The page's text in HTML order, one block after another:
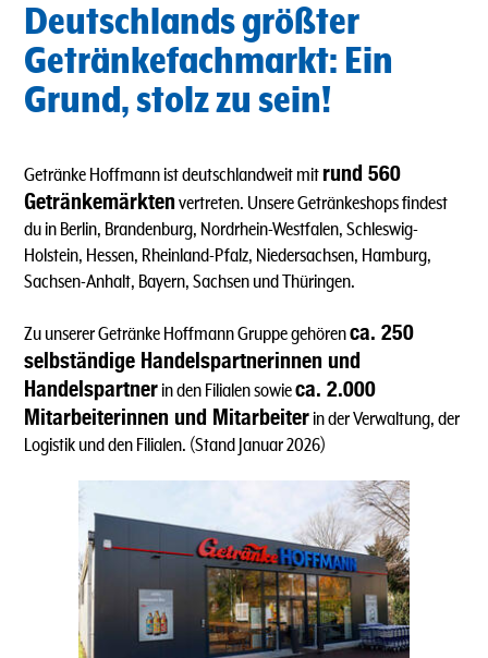
Deutschlands größter
Getränkefachmarkt: Ein
Grund, stolz zu sein!
Getränke Hoffmann ist deutschlandweit mit rund 560
Getränkemärkten vertreten. Unsere Getränkeshops findest
du in Berlin, Brandenburg, Nordrhein-Westfalen, Schleswig-
Holstein, Hessen, Rheinland-Pfalz, Niedersachsen, Hamburg,
Sachsen-Anhalt, Bayern, Sachsen und Thüringen.
Zu unserer Getränke Hoffmann Gruppe gehörenca. 250
selbständige Handelspartnerinnen und
Handelspartner in den Filialen sowieca. 2.000
Mitarbeiterinnen und Mitarbeiter in der Verwaltung, der
Logistik und den Filialen. (Stand Januar 2026)